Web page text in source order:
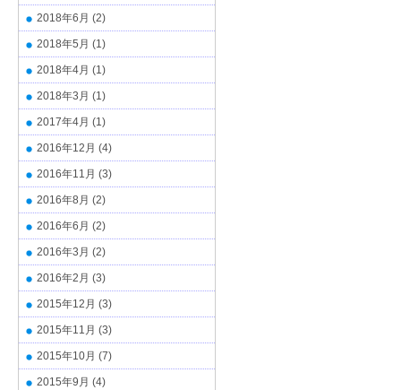
2018年6月 (2)
2018年5月 (1)
2018年4月 (1)
2018年3月 (1)
2017年4月 (1)
2016年12月 (4)
2016年11月 (3)
2016年8月 (2)
2016年6月 (2)
2016年3月 (2)
2016年2月 (3)
2015年12月 (3)
2015年11月 (3)
2015年10月 (7)
2015年9月 (4)